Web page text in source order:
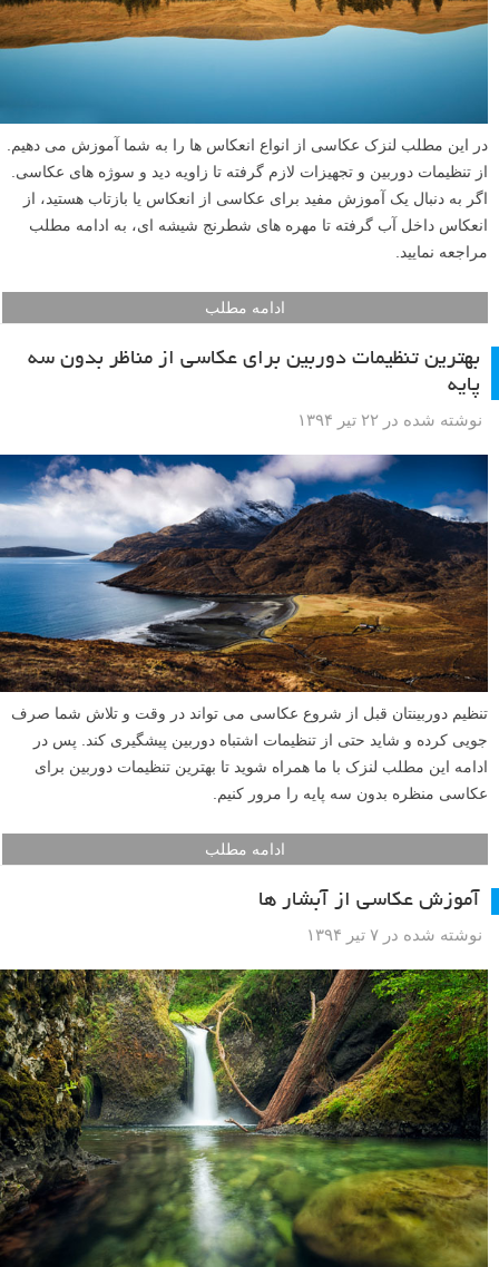
در این مطلب لنزک عکاسی از انواع انعکاس ها را به شما آموزش می دهیم.
از تنظیمات دوربین و تجهیزات لازم گرفته تا زاویه دید و سوژه های عکاسی.
اگر به دنبال یک آموزش مفید برای عکاسی از انعکاس یا بازتاب هستید، از
انعکاس داخل آب گرفته تا مهره های شطرنج شیشه ای، به ادامه مطلب
مراجعه نمایید.
ادامه مطلب
بهترین تنظیمات دوربین برای عکاسی از مناظر بدون سه
پایه
نوشته شده در ۲۲ تیر ۱۳۹۴
تنظیم دوربینتان قبل از شروع عکاسی می تواند در وقت و تلاش شما صرف
جویی کرده و شاید حتی از تنظیمات اشتباه دوربین پیشگیری کند. پس در
ادامه این مطلب لنزک با ما همراه شوید تا بهترین تنظیمات دوربین برای
عکاسی منظره بدون سه پایه را مرور کنیم.
ادامه مطلب
آموزش عکاسی از آبشار ها
نوشته شده در ۷ تیر ۱۳۹۴